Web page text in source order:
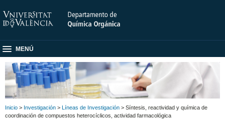
MENÚ
Inicio > Investigación > Líneas de Investigación > Síntesis, reactividad y química de
coordinación de compuestos heterocíclicos, actividad farmacológica